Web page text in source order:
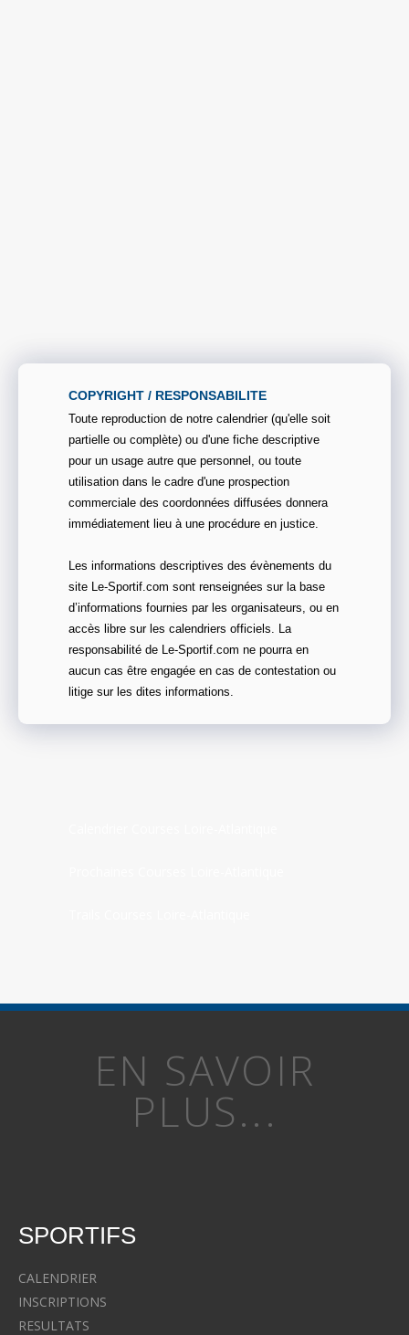
COPYRIGHT / RESPONSABILITE
Toute reproduction de notre calendrier (qu'elle soit
partielle ou complète) ou d'une fiche descriptive
pour un usage autre que personnel, ou toute
utilisation dans le cadre d'une prospection
commerciale des coordonnées diffusées donnera
immédiatement lieu à une procédure en justice.
Les informations descriptives des évènements du
site Le-Sportif.com sont renseignées sur la base
d’informations fournies par les organisateurs, ou en
accès libre sur les calendriers officiels. La
responsabilité de Le-Sportif.com ne pourra en
aucun cas être engagée en cas de contestation ou
litige sur les dites informations.
EN SAVOIR
PLUS...
SPORTIFS
CALENDRIER
INSCRIPTIONS
RESULTATS